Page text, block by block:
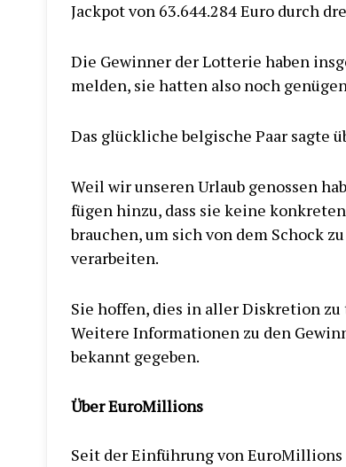
Jackpot von 63.644.284 Euro durch
Die Gewinner der Lotterie haben
melden, sie hatten also noch
Das glückliche belgische Paar sagte
Weil wir unseren Urlaub genossen
fügen hinzu, dass sie keine
brauchen, um sich von dem Schock
verarbeiten.
Sie hoffen, dies in aller Diskretion
Weitere Informationen zu den
bekannt gegeben.
Über EuroMillions
Seit der Einführung von EuroMillions